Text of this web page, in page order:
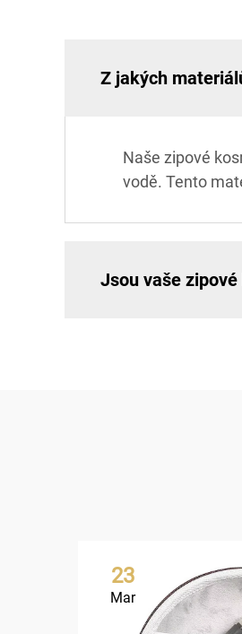
Z jakých
Naše zipové
vodě. Tento
Jsou vaše
23
Mar